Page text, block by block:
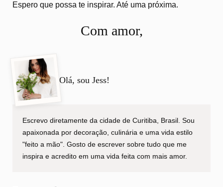
Espero que possa te inspirar. Até uma próxima.
Com amor,
Olá, sou Jess!
Escrevo diretamente da cidade de Curitiba, Brasil. Sou
apaixonada por decoração, culinária e uma vida estilo
"feito a mão". Gosto de escrever sobre tudo que me
inspira e acredito em uma vida feita com mais amor.